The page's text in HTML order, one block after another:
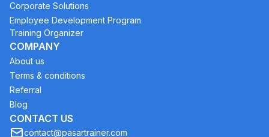
Corporate Solutions
Employee Development Program
Training Organizer
COMPANY
About us
Terms & conditions
Referral
Blog
CONTACT US
contact@pasartrainer.com